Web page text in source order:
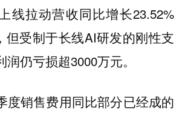
线拉动营收同比增长23.52%
但受制于长线AI研发的刚性支
仍亏损超3000万元。
度销售费用同比部分已经成的